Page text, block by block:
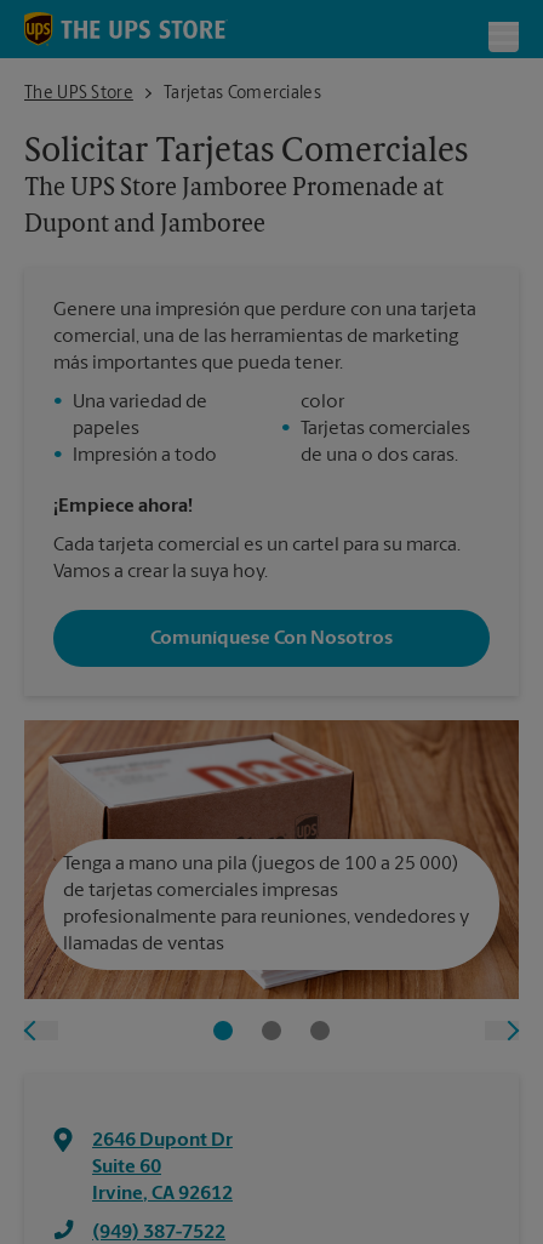
Skip to content
Return to Nav
The UPS Store
The UPS Store Jamboree Promenade at Dupont and Jamboree
Tarjetas Comerciales
Solicitar Tarjetas Comerciales
The UPS Store Jamboree Promenade at
Dupont and Jamboree
Genere una impresión que perdure con una tarjeta
comercial, una de las herramientas de marketing
más importantes que pueda tener.
•
Una variedad de
papeles
•
Impresión a todo
color
•
Tarjetas comerciales
de una o dos caras.
¡Empiece ahora!
Cada tarjeta comercial es un cartel para su marca.
Vamos a crear la suya hoy.
Comuníquese Con Nosotros
Tenga a mano una pila (juegos de 100 a 25 000)
de tarjetas comerciales impresas
profesionalmente para reuniones, vendedores y
llamadas de ventas
2646 Dupont Dr
Suite 60
Irvine, CA92612
(949) 387-7522